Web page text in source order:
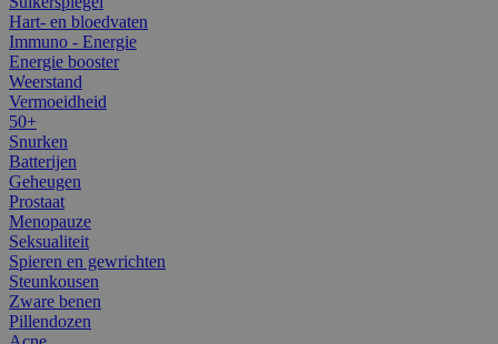
Hart- en bloedvaten
Immuno - Energie
Energie booster
Weerstand
Vermoeidheid
50+
Snurken
Batterijen
Geheugen
Prostaat
Menopauze
Seksualiteit
Spieren en gewrichten
Steunkousen
Zware benen
Pillendozen